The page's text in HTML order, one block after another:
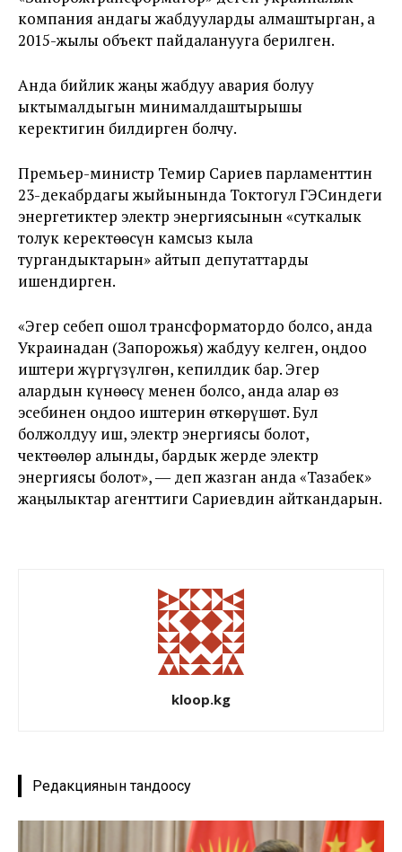
компания андагы жабдууларды алмаштырган, а
2015-жылы объект пайдаланууга берилген.
Анда бийлик жаңы жабдуу авария болуу
ыктымалдыгын минималдаштырышы
керектигин билдирген болчу.
Премьер-министр Темир Сариев парламенттин
23-декабрдагы жыйынында Токтогул ГЭСиндеги
энергетиктер электр энергиясынын «суткалык
толук керектөөсүн камсыз кыла
тургандыктарын» айтып депутаттарды
ишендирген.
«Эгер себеп ошол трансформатордо болсо, анда
Украинадан (Запорожья) жабдуу келген, оңдоо
иштери жүргүзүлгөн, кепилдик бар. Эгер
алардын күнөөсү менен болсо, анда алар өз
эсебинен оңдоо иштерин өткөрүшөт. Бул
болжолдуу иш, электр энергиясы болот,
чектөөлөр алынды, бардык жерде электр
энергиясы болот», ― деп жазган анда «Тазабек»
жаңылыктар агенттиги Сариевдин айткандарын.
kloop.kg
Редакциянын тандоосу